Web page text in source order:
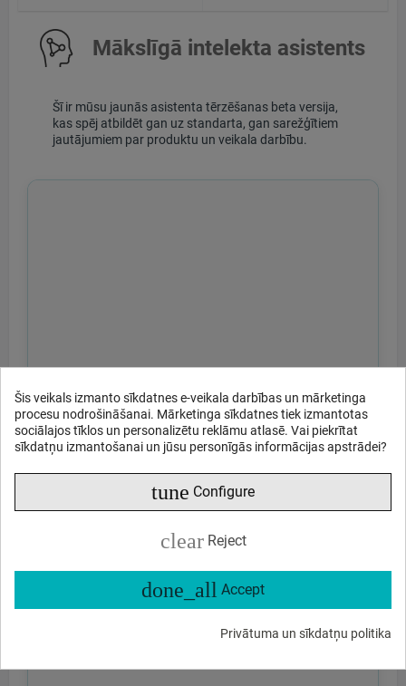
Šis veikals izmanto sīkdatnes e-veikala darbības un mārketinga
procesu nodrošināšanai. Mārketinga sīkdatnes tiek izmantotas
sociālajos tīklos un personalizētu reklāmu atlasē. Vai piekrītat
sīkdatņu izmantošanai un jūsu personīgās informācijas apstrādei?
tune Configure
clear Reject
done_all Accept
Privātuma un sīkdatņu politika
Mākslīgā intelekta asistents
Šī ir mūsu jaunās asistenta tērzēšanas beta versija,
kas spēj atbildēt gan uz standarta, gan sarežģītiem
jautājumiem par produktu un veikala darbību.